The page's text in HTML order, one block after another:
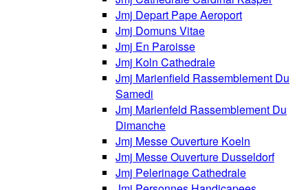
Jmj Depart Pape Aeroport
Jmj Domuns Vitae
Jmj En Paroisse
Jmj Koln Cathedrale
Jmj Marienfield Rassemblement Du
Samedi
Jmj Marienfeld Rassemblement Du
Dimanche
Jmj Messe Ouverture Koeln
Jmj Messe Ouverture Dusseldorf
Jmj Pelerinage Cathedrale